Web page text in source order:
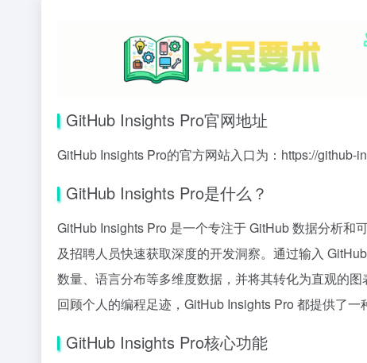
GitHub Insights Pro官网地址
GitHub Insights Pro的官方网站入口为： https://github-
GitHub Insights Pro是什么？
GitHub Insights Pro 是一个专注于 GitHub 数据分析和
及招聘人员快速获取深度的开发洞察。通过输入
数量、语言分布等多维度数据，并将其转化为直观的
回顾个人的编程足迹，GitHub Insights Pro 都提供了
GitHub Insights Pro核心功能